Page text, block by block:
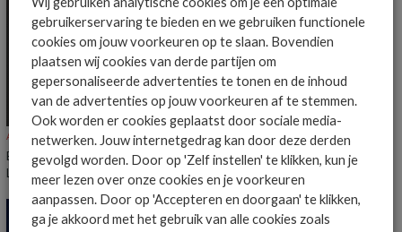
ALGEMEEN IT NIEUWS NIEUWS
Everpure benoemt Craig Robertson tot Head of Partners EMEA en
LatAm
gebruikerservaring te bieden en we gebruiken functionele
cookies om jouw voorkeuren op te slaan. Bovendien
plaatsen wij cookies van derde partijen om
gepersonaliseerde advertenties te tonen en de inhoud
van de advertenties op jouw voorkeuren af te stemmen.
Ook worden er cookies geplaatst door sociale media-
netwerken. Jouw internetgedrag kan door deze derden
gevolgd worden. Door op 'Zelf instellen' te klikken, kun je
meer lezen over onze cookies en je voorkeuren
aanpassen. Door op 'Accepteren en doorgaan' te klikken,
ga je akkoord met het gebruik van alle cookies zoals